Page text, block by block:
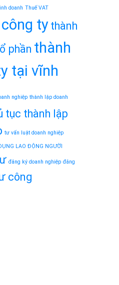
doanh Thuế VAT
ty thành
phần thành
tại vĩnh
nghiệp thành lập doanh
tục thành lập
tư vấn luật doanh nghiệp
LAO ĐỘNG NGƯỜI
đăng ký doanh nghiệp đăng
công